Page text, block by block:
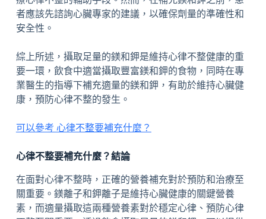
者應該先諮詢心臟專家的建議，以確保劑量的準確性和
安全性。
綜上所述，攝取足量的鎂和鉀是維持心律不整健康的重
要一環，飲食中適當攝取豐富鎂和鉀的食物，同時在專
業醫生的指導下補充適量的鎂和鉀，有助於維持心臟健
康，預防心律不整的發生。
可以參考 心律不整要補充什麼？
心律不整要補充什麼？結論
在面對心律不整時，正確的營養補充對於預防和治療至
關重要。鎂離子和鉀離子是維持心臟健康的關鍵營養
素，而適量攝取這兩種營養素對於穩定心律、預防心律